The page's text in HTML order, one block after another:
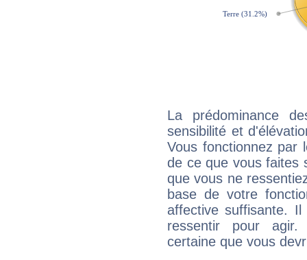
La prédominance
sensibilité et
Vous fonctionnez
de ce que vous faites
que vous ne
base de votre
affective suffisante.
ressentir pour agir.
certaine que vous